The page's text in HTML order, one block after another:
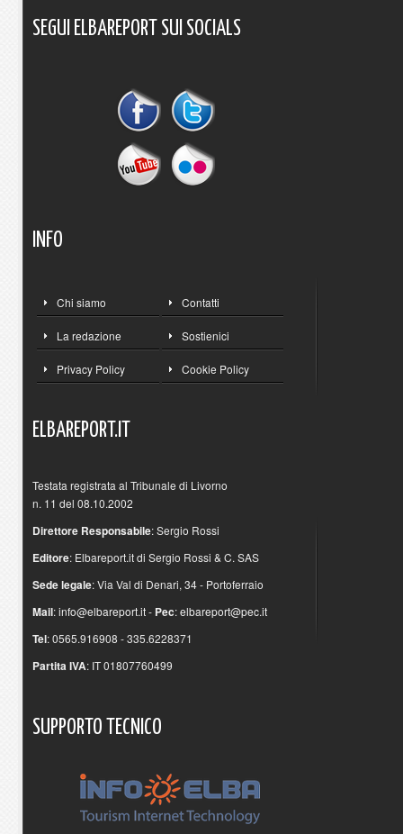
SEGUI ELBAREPORT SUI SOCIALS
INFO
Chi siamo Contatti
La redazione Sostienici
Privacy Policy Cookie Policy
ELBAREPORT.IT
Testata registrata al Tribunale di Livorno
n. 11 del 08.10.2002
Direttore Responsabile: Sergio Rossi
Editore: Elbareport.it di Sergio Rossi & C. SAS
Sede legale: Via Val di Denari, 34 - Portoferraio
Mail:info@elbareport.it- Pec:elbareport@pec.it
Tel: 0565.916908 - 335.6228371
Partita IVA: IT 01807760499
SUPPORTO TECNICO